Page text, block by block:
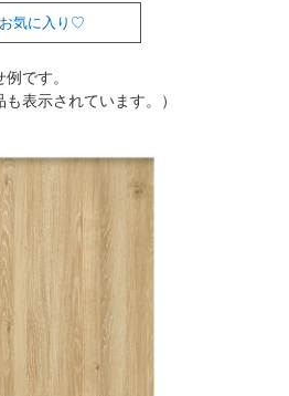
お気に入り
です。
表示されています。）